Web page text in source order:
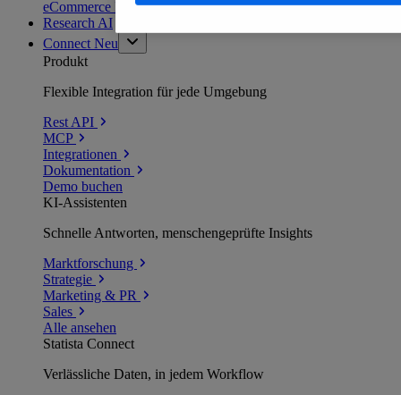
eCommerce Insights entdecken
Research AI
Connect Neu
Produkt
Flexible Integration für jede Umgebung
Rest API
MCP
Integrationen
Dokumentation
Demo buchen
KI-Assistenten
Schnelle Antworten, menschengeprüfte Insights
Marktforschung
Strategie
Marketing & PR
Sales
Alle ansehen
Statista Connect
Verlässliche Daten, in jedem Workflow